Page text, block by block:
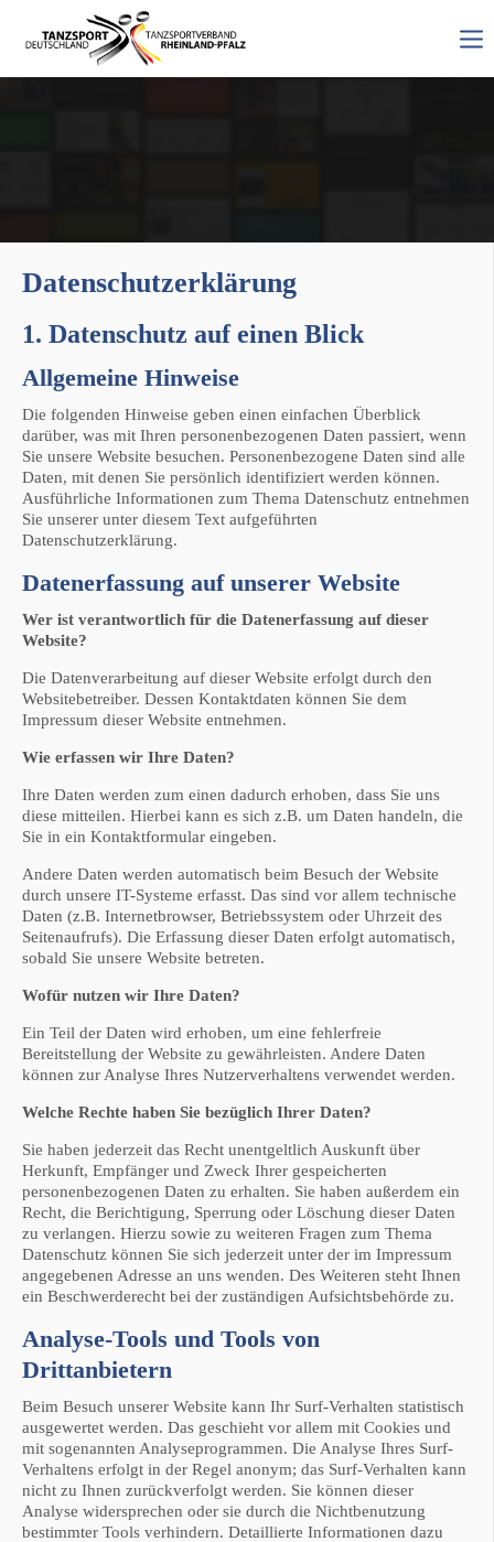
Datenschutzerklärung
1. Datenschutz auf einen Blick
Allgemeine Hinweise
Die folgenden Hinweise geben einen einfachen Überblick
darüber, was mit Ihren personenbezogenen Daten passiert, wenn
Sie unsere Website besuchen. Personenbezogene Daten sind alle
Daten, mit denen Sie persönlich identifiziert werden können.
Ausführliche Informationen zum Thema Datenschutz entnehmen
Sie unserer unter diesem Text aufgeführten
Datenschutzerklärung.
Datenerfassung auf unserer Website
Wer ist verantwortlich für die Datenerfassung auf dieser
Website?
Die Datenverarbeitung auf dieser Website erfolgt durch den
Websitebetreiber. Dessen Kontaktdaten können Sie dem
Impressum dieser Website entnehmen.
Wie erfassen wir Ihre Daten?
Ihre Daten werden zum einen dadurch erhoben, dass Sie uns
diese mitteilen. Hierbei kann es sich z.B. um Daten handeln, die
Sie in ein Kontaktformular eingeben.
Andere Daten werden automatisch beim Besuch der Website
durch unsere IT-Systeme erfasst. Das sind vor allem technische
Daten (z.B. Internetbrowser, Betriebssystem oder Uhrzeit des
Seitenaufrufs). Die Erfassung dieser Daten erfolgt automatisch,
sobald Sie unsere Website betreten.
Wofür nutzen wir Ihre Daten?
Ein Teil der Daten wird erhoben, um eine fehlerfreie
Bereitstellung der Website zu gewährleisten. Andere Daten
können zur Analyse Ihres Nutzerverhaltens verwendet werden.
Welche Rechte haben Sie bezüglich Ihrer Daten?
Sie haben jederzeit das Recht unentgeltlich Auskunft über
Herkunft, Empfänger und Zweck Ihrer gespeicherten
personenbezogenen Daten zu erhalten. Sie haben außerdem ein
Recht, die Berichtigung, Sperrung oder Löschung dieser Daten
zu verlangen. Hierzu sowie zu weiteren Fragen zum Thema
Datenschutz können Sie sich jederzeit unter der im Impressum
angegebenen Adresse an uns wenden. Des Weiteren steht Ihnen
ein Beschwerderecht bei der zuständigen Aufsichtsbehörde zu.
Analyse-Tools und Tools von
Drittanbietern
Beim Besuch unserer Website kann Ihr Surf-Verhalten statistisch
ausgewertet werden. Das geschieht vor allem mit Cookies und
mit sogenannten Analyseprogrammen. Die Analyse Ihres Surf-
Verhaltens erfolgt in der Regel anonym; das Surf-Verhalten kann
nicht zu Ihnen zurückverfolgt werden. Sie können dieser
Analyse widersprechen oder sie durch die Nichtbenutzung
bestimmter Tools verhindern. Detaillierte Informationen dazu